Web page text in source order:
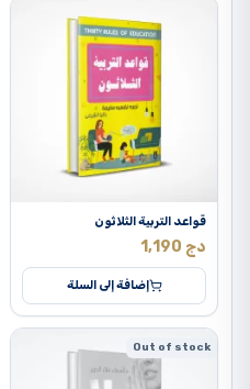
قواعد التربية الثلاثون
1,190 دج
إضافة إلى السلة
Out of stock